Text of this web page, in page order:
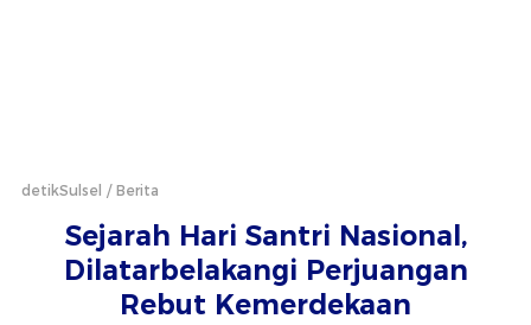
detikSulsel Berita
Sejarah Hari Santri Nasional,
Dilatarbelakangi Perjuangan
Rebut Kemerdekaan